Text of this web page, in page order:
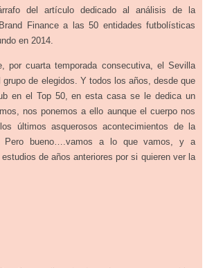
del artículo dedicado al análisis de la
Finance a las 50 entidades futbolísticas
en 2014.
por cuarta temporada consecutiva, el Sevilla
grupo de elegidos. Y todos los años, desde que
en el Top 50, en esta casa se le dedica un
nos ponemos a ello aunque el cuerpo nos
últimos asquerosos acontecimientos de la
Pero bueno….vamos a lo que vamos, y a
de años anteriores por si quieren ver la